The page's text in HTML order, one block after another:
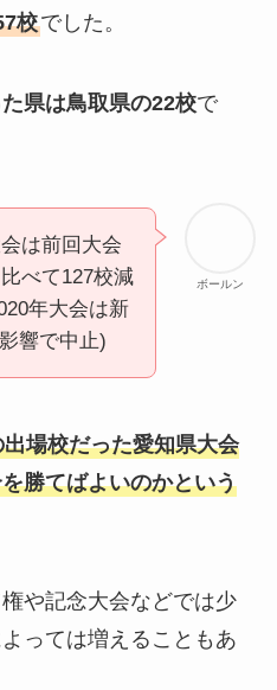
校でした。
県は鳥取県の22校で
ボールン
は前回大会
べて127校減
年大会は新
響で中止)
場校だった愛知県大会
勝てばよいのかという
や記念大会などでは少
っては増えることもあ